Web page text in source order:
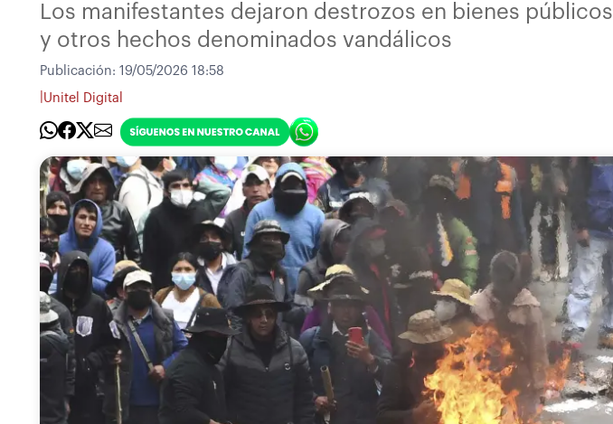
Los manifestantes dejaron destrozos en bienes
y otros hechos denominados vandálicos
Publicación: 19/05/2026 18:58
Unitel Digital